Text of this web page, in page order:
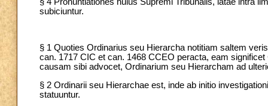
subiciuntur.
§ 1 Quoties Ordinarius seu Hierarcha notitiam saltem
can. 1717 CIC et can. 1468 CCEO peracta, eam
causam sibi advocet, Ordinarium seu Hierarcham ad
§ 2 Ordinarii seu Hierarchae est, inde ab initio
statuuntur.